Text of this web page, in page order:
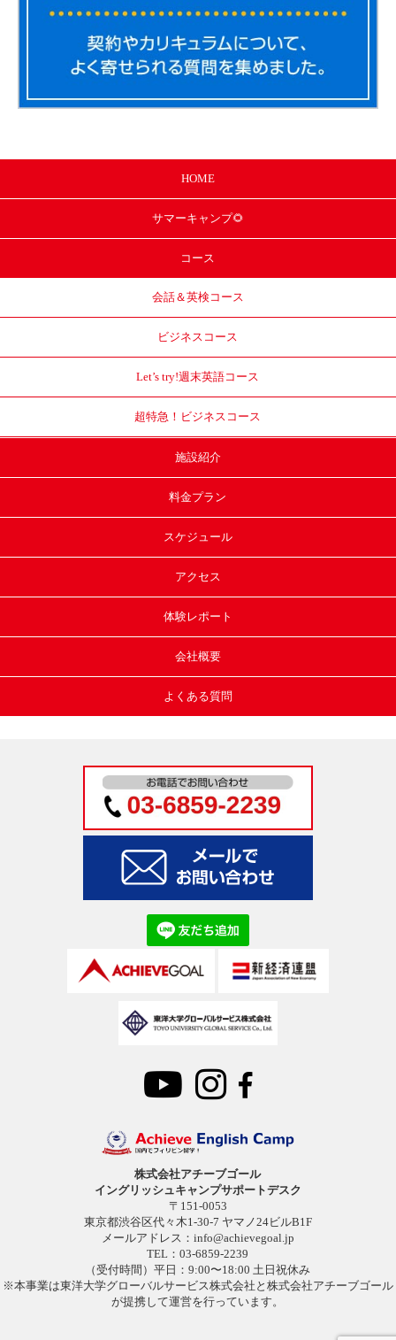
HOME
サマーキャンプ🌻
コース
会話＆英検コース
ビジネスコース
Let’s try!週末英語コース
超特急！ ビジネスコース
施設紹介
料金プラン
スケジュール
アクセス
体験レポート
会社概要
よくある質問
株式会社アチーブゴール
イングリッシュキャンプサポートデスク
〒151-0053
東京都渋谷区代々木1-30-7 ヤマノ24ビルB1F
メールアドレス： info@achievegoal.jp
TEL：03-6859-2239
（受付時間）平日：9:00〜18:00 土日祝休み
※本事業は東洋大学グローバルサービス株式会社と株式会社アチーブゴール
が提携して運営を行っています。